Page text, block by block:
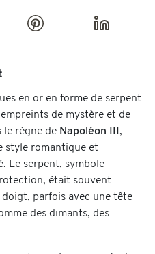
en or en forme de serpent
de mystère et de
le règne de Napoléon III,
style romantique et
Le serpent, symbole
était souvent
parfois avec une tête
des dimants, des